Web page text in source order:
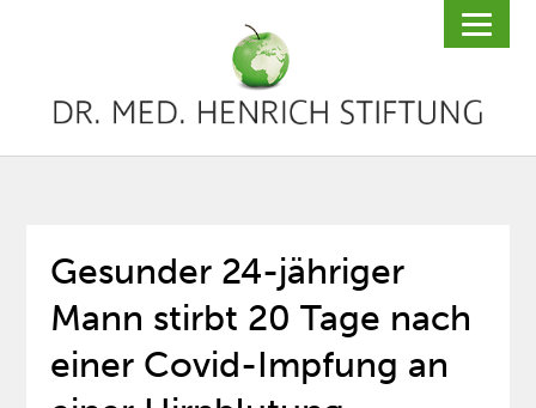
Gesunder 24-jähriger
Mann stirbt 20 Tage nach
einer Covid-Impfung an